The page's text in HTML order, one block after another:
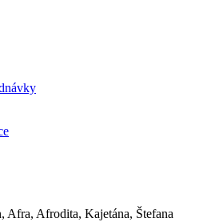
Afra, Afrodita, Kajetána, Štefana